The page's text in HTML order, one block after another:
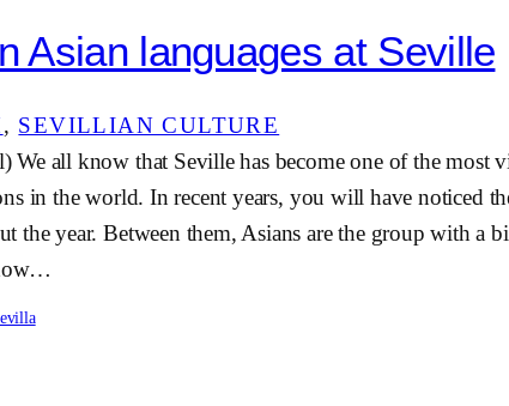
Asian languages at Seville
, SEVILLIAN CULTURE
We all know that Seville has become one of the most
in the world. In recent years, you will have noticed
the year. Between them, Asians are the group with a